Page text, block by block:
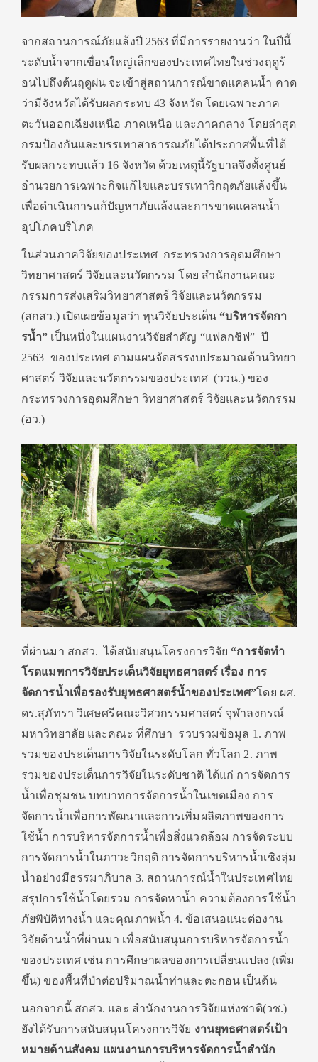
จากสถานการณ์ภัยแล้งปี 2563 ที่มีการรายงานว่า ในปีนี้
ระดับน้ำจากเขื่อนใหญ่เล็กของประเทศไทยในช่วงฤดูร้
อนไปถึงต้นฤดูฝน จะเข้าสู่สถานการณ์ขาดแคลนน้ำ คาด
ว่ามีจังหวัดได้รับผลกระทบ 43 จังหวัด โดยเฉพาะภาค
ตะวันออกเฉียงเหนือ ภาคเหนือ และภาคกลาง โดยล่าสุด
กรมป้องกันและบรรเทาสาธารณภัยได้ประกาศพื้นที่ได้
รับผลกระทบแล้ว 16 จังหวัด ด้วยเหตุนี้รัฐบาลจึงตั้งศูนย์
อำนวยการเฉพาะกิจแก้ไขและบรรเทาวิกฤตภัยแล้งขึ้น
เพื่อดำเนินการแก้ปัญหาภัยแล้งและการขาดแคลนน้ำ
อุปโภคบริโภค
ในส่วนภาควิจัยของประเทศ กระทรวงการอุดมศึกษา
วิทยาศาสตร์ วิจัยและนวัตกรรม โดย สำนักงานคณะ
กรรมการส่งเสริมวิทยาศาสตร์ วิจัยและนวัตกรรม
(สกสว.) เปิดเผยข้อมูลว่า ทุนวิจัยประเด็น“บริหารจัดกา
รน้ำ” เป็นหนึ่งในแผนงานวิจัยสำคัญ “แฟลกชิฟ” ปี
2563 ของประเทศ ตามแผนจัดสรรงบประมาณด้านวิทยา
ศาสตร์ วิจัยและนวัตกรรมของประเทศ (ววน.) ของ
กระทรวงการอุดมศึกษา วิทยาศาสตร์ วิจัยและนวัตกรรม
(อว.)
ที่ผ่านมา สกสว. ได้สนับสนุนโครงการวิจัย“การจัดทำ
โรดแมพการวิจัยประเด็นวิจัยยุทธศาสตร์ เรื่อง การ
จัดการน้ำเพื่อรองรับยุทธศาสตร์น้ำของประเทศ”โดย ผศ.
ดร.สุภัทรา วิเศษศรีคณะวิศวกรรมศาสตร์ จุฬาลงกรณ์
มหาวิทยาลัย และคณะ ที่ศึกษา รวบรวมข้อมูล 1. ภาพ
รวมของประเด็นการวิจัยในระดับโลก ทั่วโลก 2. ภาพ
รวมของประเด็นการวิจัยในระดับชาติ ได้แก่ การจัดการ
น้ำเพื่อชุมชน บทบาทการจัดการน้ำในเขตเมือง การ
จัดการน้ำเพื่อการพัฒนาและการเพิ่มผลิตภาพของการ
ใช้น้ำ การบริหารจัดการน้ำเพื่อสิ่งแวดล้อม การจัดระบบ
การจัดการน้ำในภาวะวิกฤติ การจัดการบริหารน้ำเชิงลุ่ม
น้ำอย่างมีธรรมาภิบาล 3. สถานการณ์น้ำในประเทศไทย
สรุปการใช้น้ำโดยรวม การจัดหาน้ำ ความต้องการใช้น้ำ
ภัยพิบัติทางน้ำ และคุณภาพน้ำ 4. ข้อเสนอแนะต่องาน
วิจัยด้านน้ำที่ผ่านมา เพื่อสนับสนุนการบริหารจัดการน้ำ
ของประเทศ เช่น การศึกษาผลของการเปลี่ยนแปลง (เพิ่ม
ขึ้น) ของพื้นที่ป่าต่อปริมาณน้ำท่าและตะกอน เป็นต้น
นอกจากนี้ สกสว. และ สำนักงานการวิจัยแห่งชาติ(วช.)
ยังได้รับการสนับสนุนโครงการวิจัย งานยุทธศาสตร์เป้า
หมายด้านสังคม แผนงานการบริหารจัดการน้ำสำนัก